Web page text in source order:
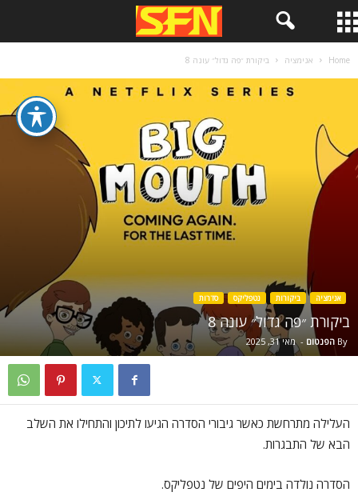
Home אנימציה ביקורת ״פה גדול״ עונה 8
אנימציה ביקורות נטפליקס סדרות
ביקורת ״פה גדול״ עונה 8
By הפנטום - מאי 31, 2025
העלילה מתרחשת כאשר גיבורי הסדרה הגיעו לתיכון והתחילו את השלב
הבא של התבגרות.
הסדרה נולדה בימים היפים של נטפליקס.